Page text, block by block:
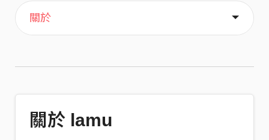
主頁
歌單
喜歡
關於
關於 lamu